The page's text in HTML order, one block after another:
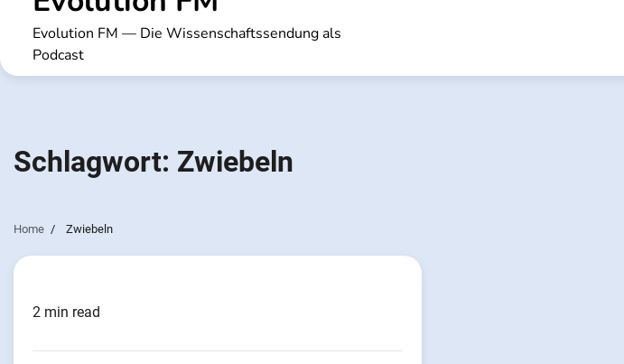
Evolution FM — Die Wissenschaftssendung als
Podcast
Schlagwort: Zwiebeln
Home Zwiebeln
2 min read